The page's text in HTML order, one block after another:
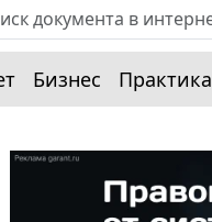
Бизнес Практика